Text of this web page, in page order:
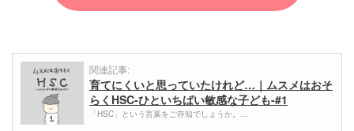
関連記事:
育てにくいと思っていたけれど…｜ムスメはおそ
らくHSC-ひといちばい敏感な子ども-#1
「HSC」という言葉をご存知でしょうか。…